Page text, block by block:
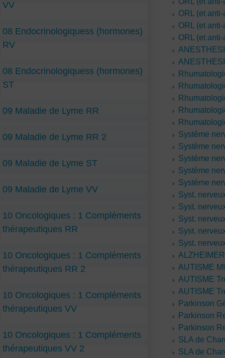
ORL (et
ORL (et
ORL (et
Système
Système
Système
Système
Système
Syst.
Syst.
Syst.
Syst.
Syst.
AUTISME
AUTISME
AUTISME
Parkinson
Parkinson
Parkinson
SLA de
SLA de
VV
08 Endocrinologiquess (hormones)
RV
08 Endocrinologiquess (hormones)
ST
09 Maladie de Lyme RR
09 Maladie de Lyme RR 2
09 Maladie de Lyme ST
09 Maladie de Lyme VV
10 Oncologiques : 1 Compléments
thérapeutiques RR
10 Oncologiques : 1 Compléments
thérapeutiques RR 2
10 Oncologiques : 1 Compléments
thérapeutiques VV
10 Oncologiques : 1 Compléments
thérapeutiques VV 2